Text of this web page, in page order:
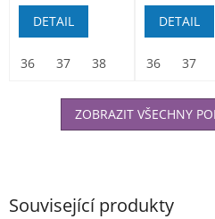
Související produkty
DETAIL
36 37 38
DETAIL
36 37
ZOBRAZIT VŠECHNY